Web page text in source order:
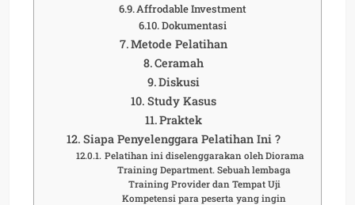
Affrodable Investment
Dokumentasi
Metode Pelatihan
Ceramah
Diskusi
Study Kasus
Praktek
Siapa Penyelenggara Pelatihan Ini ?
Pelatihan ini diselenggarakan oleh Diorama
Training Department. Sebuah lembaga
Training Provider dan Tempat Uji
Kompetensi para peserta yang ingin